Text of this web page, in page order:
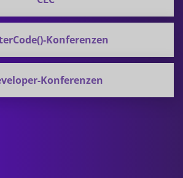
Konferenzen
Konferenzen